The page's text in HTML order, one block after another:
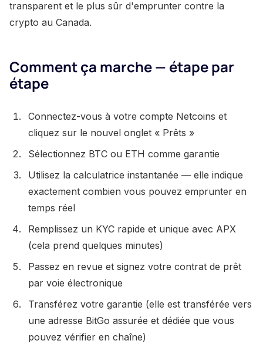
transparent et le plus sûr d'emprunter contre la
crypto au Canada.
Comment ça marche — étape par
étape
Connectez-vous à votre compte Netcoins et
cliquez sur le nouvel onglet « Prêts »
Sélectionnez BTC ou ETH comme garantie
Utilisez la calculatrice instantanée — elle indique
exactement combien vous pouvez emprunter en
temps réel
Remplissez un KYC rapide et unique avec APX
(cela prend quelques minutes)
Passez en revue et signez votre contrat de prêt
par voie électronique
Transférez votre garantie (elle est transférée vers
une adresse BitGo assurée et dédiée que vous
pouvez vérifier en chaîne)